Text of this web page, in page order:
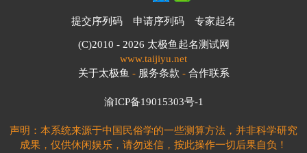
提交序列码 申请序列码 专家起名
(C)2010 - 2026 太极鱼起名测试网
www.taijiyu.net
关于太极鱼 - 服务条款 - 合作联系
渝ICP备19015303号-1
声明：本系统来源于中国民俗学的一些测算方法，并非科学研究
成果，仅供休闲娱乐，请勿迷信，按此操作一切后果自负！